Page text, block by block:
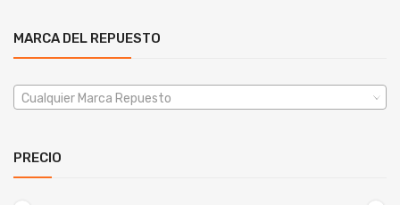
MARCA DEL REPUESTO
Cualquier Marca Repuesto
PRECIO